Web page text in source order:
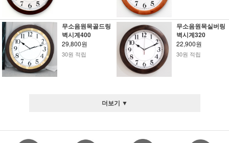
무소음원목골드링
벽시계400
29,800원
30원 적립
무소음원목실버링
벽시계320
22,900원
30원 적립
더보기 ▼